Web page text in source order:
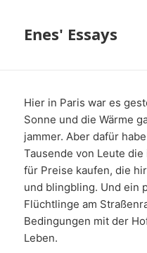
Enes' Essays
Hier in Paris war es
Sonne und die Wärme
jammer. Aber dafür
Tausende von Leute
für Preise kaufen, die
und blingbling. Und ein
Flüchtlinge am
Bedingungen mit der
Leben.